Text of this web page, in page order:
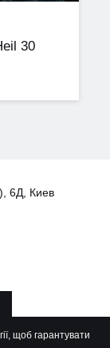
30
6Д, Киев
щоб гарантувати